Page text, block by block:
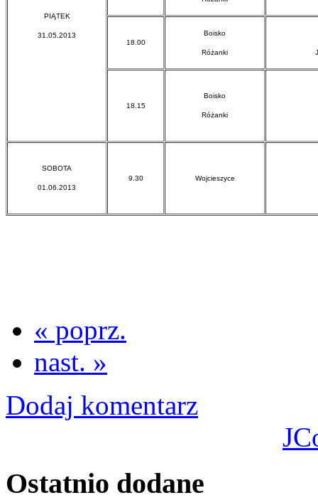
PIĄTEK
31.05.2013
18.00
Boisko
Różanki
18.15
Boisko
Różanki
SOBOTA
01.06.2013
9.30 Wojcieszyce
« poprz.
nast. »
Dodaj komentarz
Ostatnio dodane